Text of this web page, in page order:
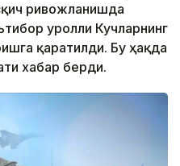
ривожланишда
Қуролли Кучларнинг
қаратилди. Бу ҳақда
хабар берди.